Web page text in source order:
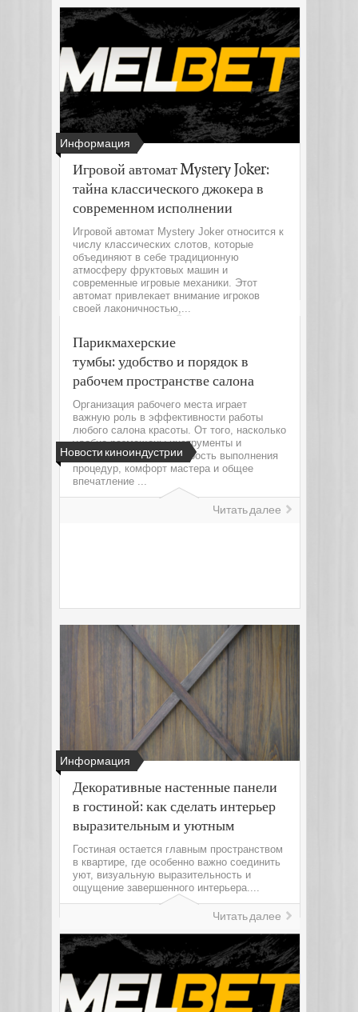
Информация
Игровой автомат Mystery Joker:
тайна классического джокера в
современном исполнении
Игровой автомат Mystery Joker относится к
числу классических слотов, которые
объединяют в себе традиционную
атмосферу фруктовых машин и
современные игровые механики. Этот
автомат привлекает внимание игроков
своей лаконичностью,...
Новости киноиндустрии
Парикмахерские
тумбы: удобство и порядок в
рабочем пространстве салона
Организация рабочего места играет
важную роль в эффективности работы
любого салона красоты. От того, насколько
удобно размещены инструменты и
материалы, зависит скорость выполнения
процедур, комфорт мастера и общее
впечатление ...
Читать далее
Информация
Декоративные настенные панели
в гостиной: как сделать интерьер
выразительным и уютным
Гостиная остается главным пространством
в квартире, где особенно важно соединить
уют, визуальную выразительность и
ощущение завершенного интерьера....
Читать далее